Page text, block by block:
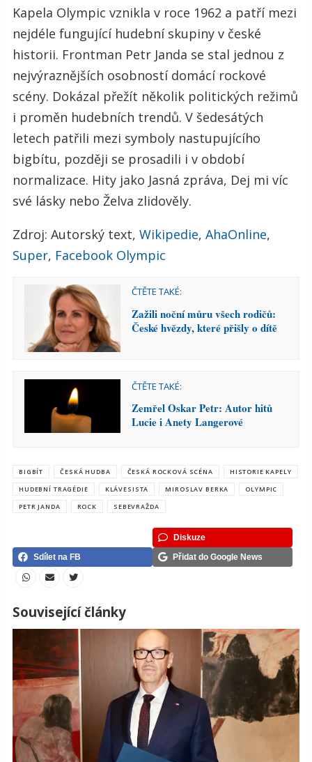
Kapela Olympic vznikla v roce 1962 a patří mezi
nejdéle fungující hudební skupiny v české
historii. Frontman Petr Janda se stal jednou z
nejvýraznějších osobností domácí rockové
scény. Dokázal přežít několik politických režimů
i proměn hudebních trendů. V šedesátých
letech patřili mezi symboly nastupujícího
bigbítu, později se prosadili i v období
normalizace. Hity jako Jasná zpráva, Dej mi víc
své lásky nebo Želva zlidověly.
Zdroj: Autorský text, Wikipedie, AhaOnline,
Super, Facebook Olympic
ČTĚTE TAKÉ:
Zažili noční můru všech rodičů:
České hvězdy, které přišly o dítě
ČTĚTE TAKÉ:
Zemřel Oskar Petr: Autor hitů
Lucie i Anety Langerové
BIGBÍT ČESKÁ HUDBA ČESKÁ ROCKOVÁ SCÉNA
HISTORIE KAPELY
HUDEBNÍ TRAGÉDIE
KLÁVESISTA MIROSLAV BERKA
OLYMPIC
PETR JANDA
ROCK SEBEVRAŽDA
Diskuze
Sdílet na FB
Přidat do Google News
Související články